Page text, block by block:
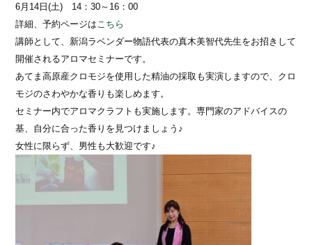
6月14日(土) 14：30～16：00
詳細、予約ページは こちら
講師として、新潟ラベンダー物語代表の真木美智代先生をお招きして
開催されるアロマセミナーです。
あてま高原産クロモジを使用した精油の採取も実演しますので、クロ
モジのさわやかな香りも楽しめます。
セミナー内でアロマクラフトも実施します。専門家のアドバイスの
基、自分に合った香りを見つけましょう♪
女性に限らず、男性も大歓迎です♪